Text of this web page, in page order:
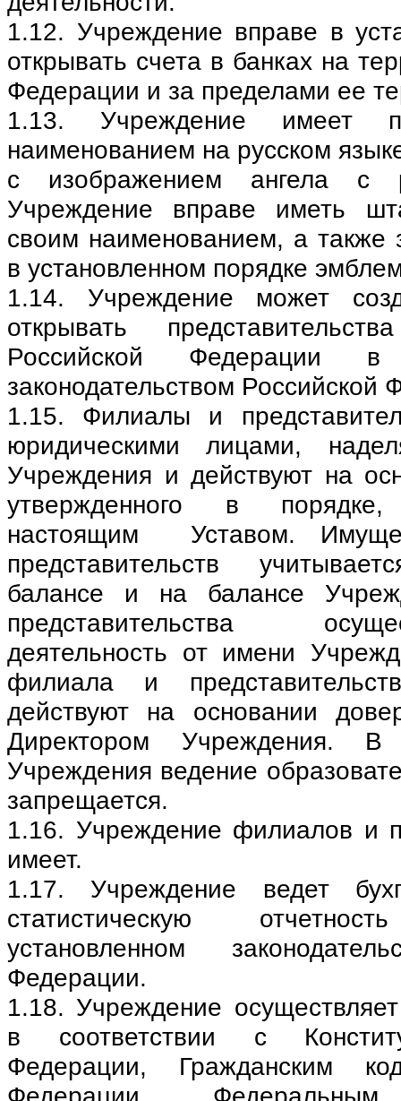
1.12. Учреждение вправе в
открывать счета в банках на
Федерации и за пределами ее
1.13. Учреждение имеет
наименованием на русском
с изображением ангела с
Учреждение вправе иметь
своим наименованием, а также
в установленном порядке
1.14. Учреждение может
открывать
Российской Федерации в
законодательством Российской
1.15. Филиалы и
юридическими лицами,
Учреждения и действуют на
утвержденного в порядке,
настоящим Уставом.
представительств
балансе и на балансе
представительства
деятельность от имени
филиала и
действуют на основании
Директором Учреждения. В
Учреждения ведение
запрещается.
1.16. Учреждение филиалов и
имеет.
1.17. Учреждение ведет
статистическую
установленном
Федерации.
1.18. Учреждение
в соответствии с
Федерации, Гражданским